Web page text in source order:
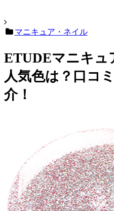
マニキュア・ネイル
ETUDEマニキュ
人気色は？口コ
介！